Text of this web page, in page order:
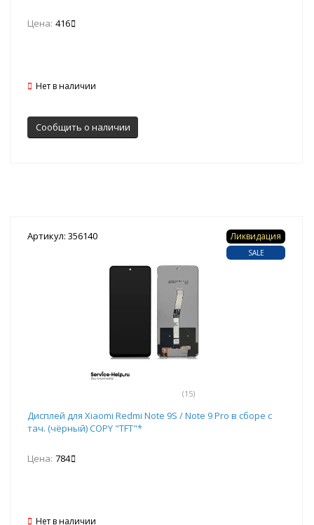
Цена: 416
Нет в наличии
Сообщить о наличии
Артикул: 356140
(15)
Ликвидация
SALE
Дисплей для Xiaomi Redmi Note 9S / Note 9 Pro в сборе с
тач. (чёрный) COPY "TFT"*
Цена: 784
Нет в наличии